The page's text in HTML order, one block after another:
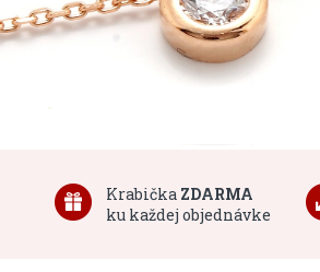
Krabička ZDARMA
ku každej objednávke